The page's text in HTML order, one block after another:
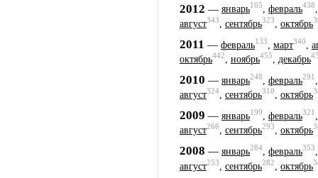
2012 — январь105, февраль438
август343, сентябрь323, октябрь
2011 — февраль133 март340
октябрь442, ноябрь455, декабрь
2010 — январь248 февраль291
август324, сентябрь310, октябрь
2009 — январь199 февраль321
август266, сентябрь293, октябрь
2008 — январь284 февраль353
август253 сентябрь282 октябрь